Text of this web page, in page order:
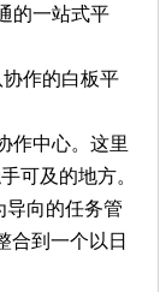
的一站式平
作的白板平
作中心。这里
可及的地方。
向的任务管
合到一个以日